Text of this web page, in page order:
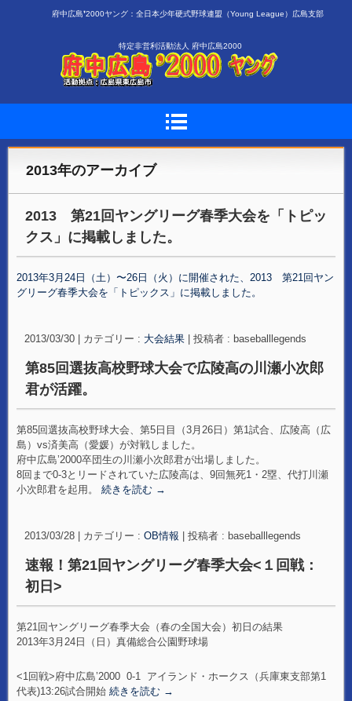
府中広島❜2000ヤング：全日本少年硬式野球連盟（Young League）広島支部
特定非営利活動法人 府中広島2000
2013年のアーカイブ
2013 第21回ヤングリーグ春季大会を「トピッ
クス」に掲載しました。
2013年3月24日（土）〜26日（火）に開催された、2013 第21回ヤン
グリーグ春季大会を「トピックス」に掲載しました。
2013/03/30 カテゴリー : 大会結果 投稿者 : baseballlegends
第85回選抜高校野球大会で広陵高の川瀬小次郎
君が活躍。
第85回選抜高校野球大会、第5日目（3月26日）第1試合、広陵高（広
島）vs済美高（愛媛）が対戦しました。
府中広島’2000卒団生の川瀬小次郎君が出場しました。
8回まで0-3とリードされていた広陵高は、9回無死1・2塁、代打川瀬
小次郎君を起用。 続きを読む →
2013/03/28 カテゴリー : OB情報 投稿者 : baseballlegends
速報！第21回ヤングリーグ春季大会<１回戦：
初日>
第21回ヤングリーグ春季大会（春の全国大会）初日の結果
2013年3月24日（日）真備総合公園野球場
<1回戦>府中広島’2000 0-1 アイランド・ホークス（兵庫東支部第1
代表)13:26試合開始 続きを読む →